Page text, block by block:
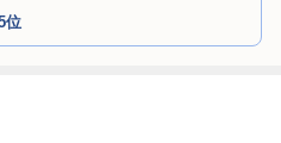
報を提供できるように心がけてい
歓迎です★
位